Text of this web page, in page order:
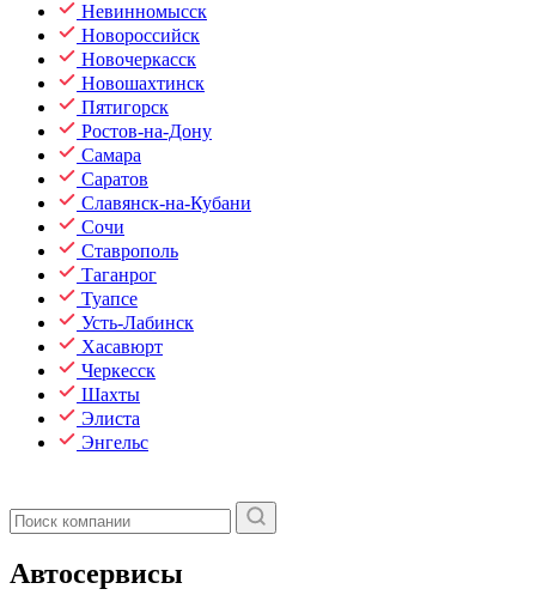
Невинномысск
Новороссийск
Новочеркасск
Новошахтинск
Пятигорск
Ростов-на-Дону
Самара
Саратов
Славянск-на-Кубани
Сочи
Ставрополь
Таганрог
Туапсе
Усть-Лабинск
Хасавюрт
Черкесск
Шахты
Элиста
Энгельс
Автосервисы